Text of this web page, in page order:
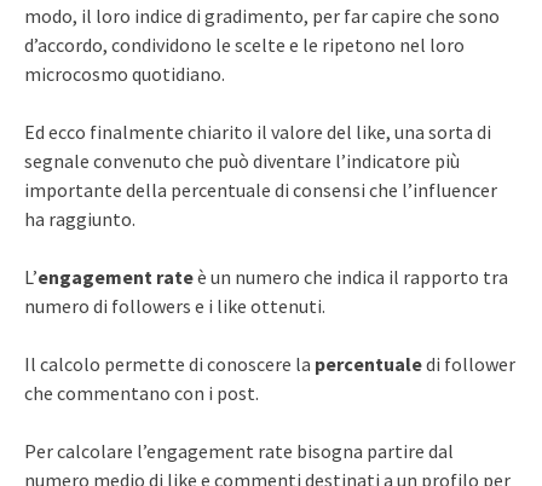
modo, il loro indice di gradimento, per far capire che sono
d’accordo, condividono le scelte e le ripetono nel loro
microcosmo quotidiano.
Ed ecco finalmente chiarito il valore del like, una sorta di
segnale convenuto che può diventare l’indicatore più
importante della percentuale di consensi che l’influencer
ha raggiunto.
L’engagement rateè un numero che indica il rapporto tra
numero di followers e i like ottenuti.
Il calcolo permette di conoscere la percentualedi follower
che commentano con i post.
Per calcolare l’engagement rate bisogna partire dal
numero medio di like e commenti destinati a un profilo per